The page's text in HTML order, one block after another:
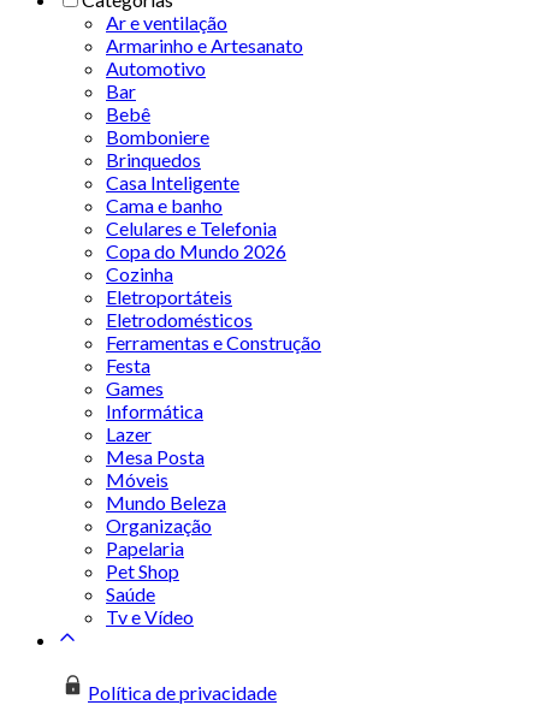
Ar e ventilação
Armarinho e Artesanato
Automotivo
Bar
Bebê
Bomboniere
Brinquedos
Casa Inteligente
Cama e banho
Celulares e Telefonia
Copa do Mundo 2026
Cozinha
Eletroportáteis
Eletrodomésticos
Ferramentas e Construção
Festa
Games
Informática
Lazer
Mesa Posta
Móveis
Mundo Beleza
Organização
Papelaria
Pet Shop
Saúde
Tv e Vídeo
Política de privacidade